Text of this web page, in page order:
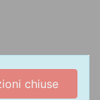
chiuse